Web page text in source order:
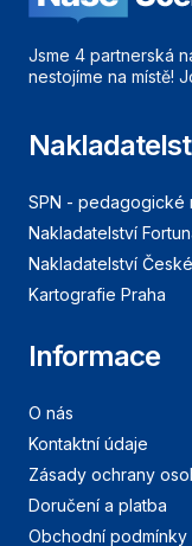
Jsme 4 partnerská
nestojíme na místě!
SPN - pedagogické
Nakladatelství
Nakladatelství
Kartografie Praha
Informace
O nás
Kontaktní údaje
Zásady ochrany
Doručení a platba
Obchodní podmínky